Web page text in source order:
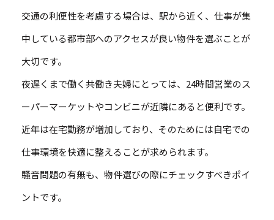
交通の利便性を考慮する場合は、駅から近く、仕事が集
中している都市部へのアクセスが良い物件を選ぶことが
大切です。
夜遅くまで働く共働き夫婦にとっては、24時間営業のス
ーパーマーケットやコンビニが近隣にあると便利です。
近年は在宅勤務が増加しており、そのためには自宅での
仕事環境を快適に整えることが求められます。
騒音問題の有無も、物件選びの際にチェックすべきポイ
ントです。